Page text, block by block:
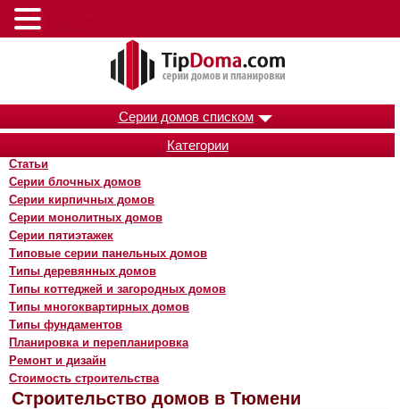
Серии домов списком
Категории
Статьи
Серии блочных домов
Серии кирпичных домов
Серии монолитных домов
Серии пятиэтажек
Типовые серии панельных домов
Типы деревянных домов
Типы коттеджей и загородных домов
Типы многоквартирных домов
Типы фундаментов
Планировка и перепланировка
Ремонт и дизайн
Стоимость строительства
Строительство домов в Тюмени